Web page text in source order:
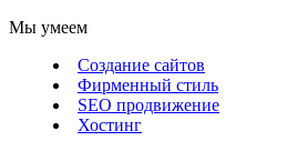
Мы умеем
Создание сайтов
Фирменный стиль
SEO продвижение
Хостинг